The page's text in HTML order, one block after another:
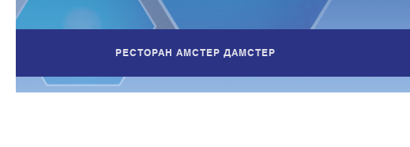
РЕСТОРАН АМСТЕР ДАМСТЕР